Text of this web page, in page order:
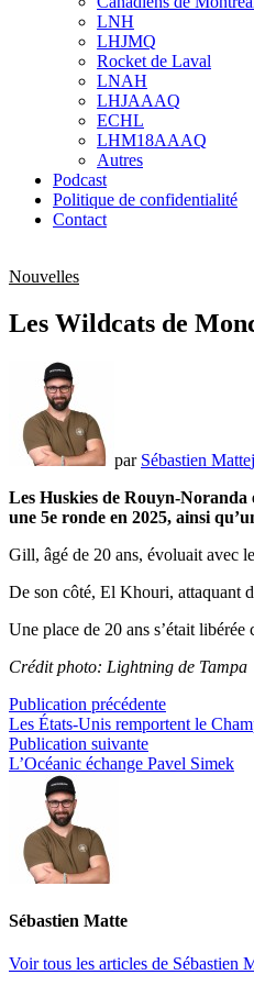
sub
menu
LNH
LHJMQ
Rocket de Laval
LNAH
LHJAAAQ
ECHL
LHM18AAAQ
Autres
Podcast
Politique de confidentialité
Contact
Nouvelles
Les Wildcats de
par Sébastien Matte
Les Huskies de Rouyn-
une 5e ronde en 2025, ainsi
Gill, âgé de 20 ans, évoluait avec
De son côté, El Khouri, attaquant
Une place de 20 ans s’était
Crédit photo: Lightning de Tampa
Navigation
de
l’article
Publication précédentePublication
précédente :
Les États-Unis remportent le
Publication suivantePublication
suivante :
L’Océanic échange Pavel Simek
Sébastien Matte
Voir tous les articles de Sébastien